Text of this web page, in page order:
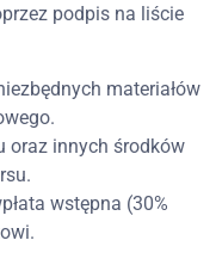
podpis na liście
materiałów
oraz innych środków
wstępna (30%